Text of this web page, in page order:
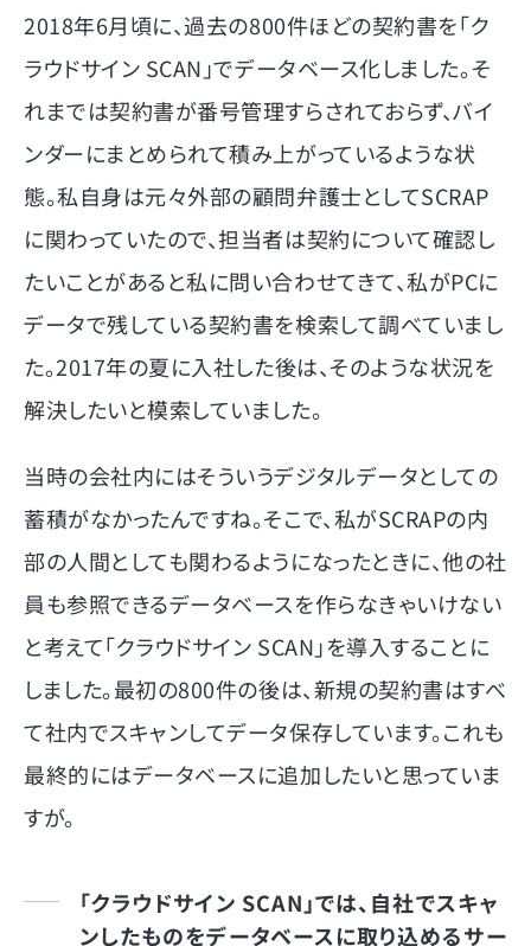
2018年6月頃に、過去の800件ほどの契約書を「ク
ラウドサイン SCAN」でデータベース化しました。そ
れまでは契約書が番号管理すらされておらず、バイ
ンダーにまとめられて積み上がっているような状
態。私自身は元々外部の顧問弁護士としてSCRAP
に関わっていたので、担当者は契約について確認し
たいことがあると私に問い合わせてきて、私がPCに
データで残している契約書を検索して調べていまし
た。2017年の夏に入社した後は、そのような状況を
解決したいと模索していました。
当時の会社内にはそういうデジタルデータとしての
蓄積がなかったんですね。そこで、私がSCRAPの内
部の人間としても関わるようになったときに、他の社
員も参照できるデータベースを作らなきゃいけない
と考えて「クラウドサイン SCAN」を導入することに
しました。最初の800件の後は、新規の契約書はすべ
て社内でスキャンしてデータ保存しています。これも
最終的にはデータベースに追加したいと思っていま
すが。
「クラウドサイン SCAN」では、自社でスキャ
ンしたものをデータベースに取り込めるサー